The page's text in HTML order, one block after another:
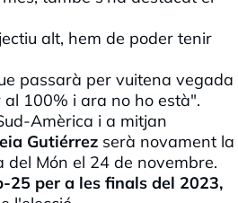
alt, hem de poder tenir
passarà per vuitena vegada
100% i ara no ho està".
Amèrica i a mitjan
Gutiérrez serà novament la
del Món el 24 de novembre.
25 per a les finals del 2023,